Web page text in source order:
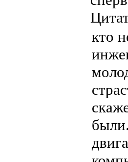
кто